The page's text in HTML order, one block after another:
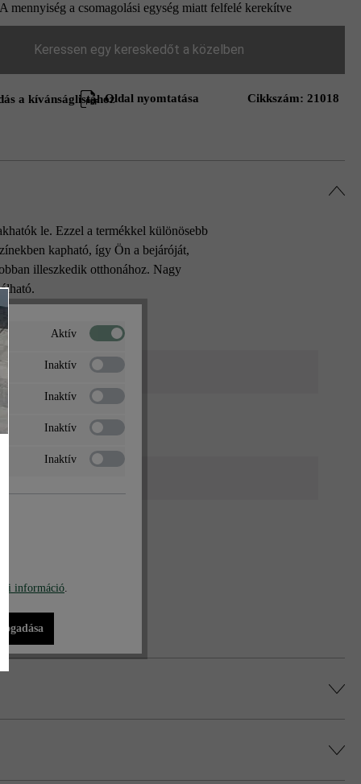
mennyiség a csomagolási egység miatt felfelé kerekítve
Keressen egy kereskedőt a közelben
a kívánságlistáhozOldal nyomtatása Cikkszám: 21018
le. Ezzel a termékkel különösebb
kapható, így Ön a bejáróját,
illeszkedik otthonához. Nagy
árnyalt
figyelembe.
Aktív
Inaktív
Inaktív
Inaktív
Inaktív
információ.